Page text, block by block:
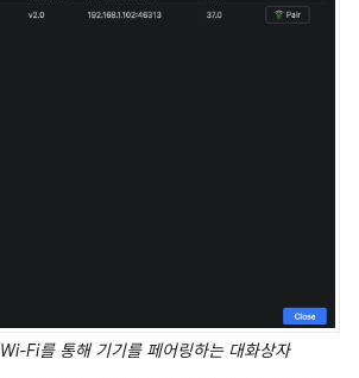
Wi-Fi를 통해 기기를 페어링하는 대화상자